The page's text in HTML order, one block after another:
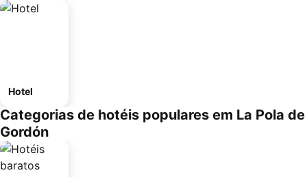
Hotel
Categorias de hotéis populares em La Pola de
Gordón